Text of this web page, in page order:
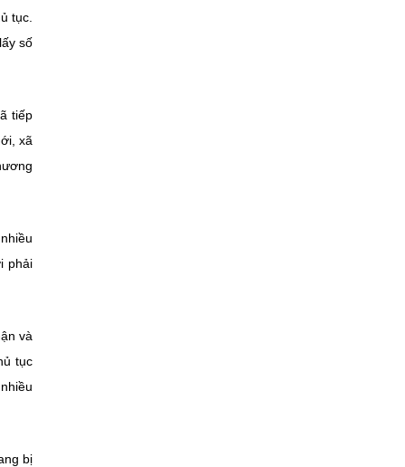
tục.
số
tiếp
xã
phải
và
tục
bị